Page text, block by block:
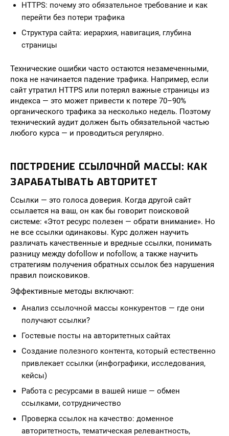
HTTPS: почему это обязательное требование и как
перейти без потери трафика
Структура сайта: иерархия, навигация, глубина
страницы
Технические ошибки часто остаются незамеченными,
пока не начинается падение трафика. Например, если
сайт утратил HTTPS или потерял важные страницы из
индекса — это может привести к потере 70–90%
органического трафика за несколько недель. Поэтому
технический аудит должен быть обязательной частью
любого курса — и проводиться регулярно.
ПОСТРОЕНИЕ ССЫЛОЧНОЙ МАССЫ: КАК
ЗАРАБАТЫВАТЬ АВТОРИТЕТ
Ссылки — это голоса доверия. Когда другой сайт
ссылается на ваш, он как бы говорит поисковой
системе: «Этот ресурс полезен — обрати внимание». Но
не все ссылки одинаковы. Курс должен научить
различать качественные и вредные ссылки, понимать
разницу между dofollow и nofollow, а также научить
стратегиям получения обратных ссылок без нарушения
правил поисковиков.
Эффективные методы включают:
Анализ ссылочной массы конкурентов — где они
получают ссылки?
Гостевые посты на авторитетных сайтах
Создание полезного контента, который естественно
привлекает ссылки (инфографики, исследования,
кейсы)
Работа с ресурсами в вашей нише — обмен
ссылками, сотрудничество
Проверка ссылок на качество: доменное
авторитетность, тематическая релевантность,